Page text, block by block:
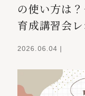
の使い方は
育成講習会
2026.06.04 |